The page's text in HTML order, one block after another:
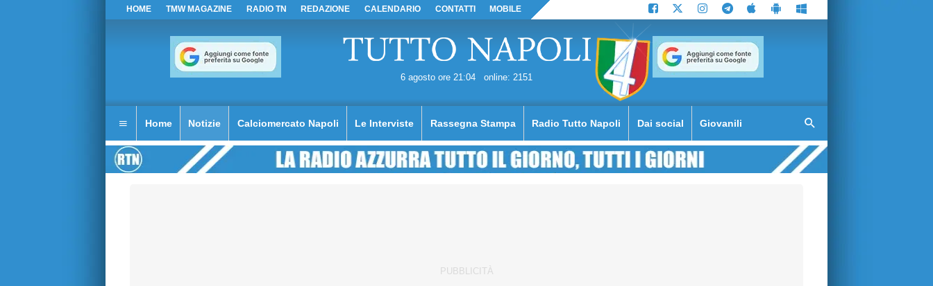
HOME TMW MAGAZINE RADIO TN REDAZIONE CALENDARIO CONTATTI MOBILE
6 agosto ore 21:04 online: 2151
Home Notizie Calciomercato Napoli Le Interviste Rassegna Stampa Radio Tutto Napoli Dai social Giovanili